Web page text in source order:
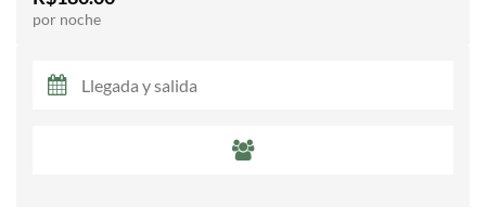
por noche